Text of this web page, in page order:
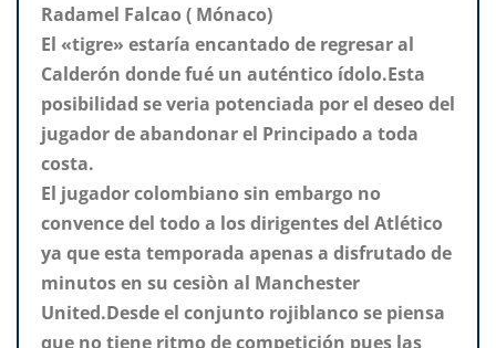
Radamel Falcao ( Mónaco)
El «tigre» estaría encantado de regresar al
Calderón donde fué un auténtico ídolo.Esta
posibilidad se veria potenciada por el deseo del
jugador de abandonar el Principado a toda
costa.
El jugador colombiano sin embargo no
convence del todo a los dirigentes del Atlético
ya que esta temporada apenas a disfrutado de
minutos en su cesiòn al Manchester
United.Desde el conjunto rojiblanco se piensa
que no tiene ritmo de competición pues las